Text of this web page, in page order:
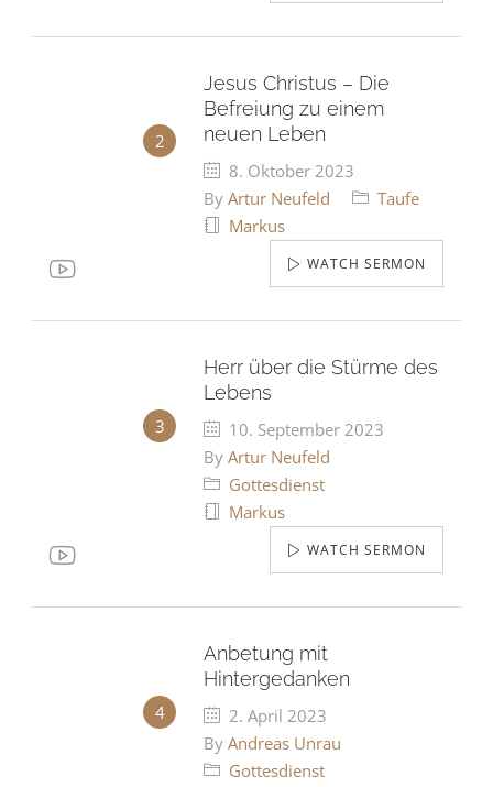
Jesus Christus – Die
Befreiung zu einem
neuen Leben
8. Oktober 2023
By Artur Neufeld
Taufe
Markus
WATCH SERMON
Herr über die Stürme des
Lebens
10. September 2023
By Artur Neufeld
Gottesdienst
Markus
WATCH SERMON
Anbetung mit
Hintergedanken
2. April 2023
By Andreas Unrau
Gottesdienst